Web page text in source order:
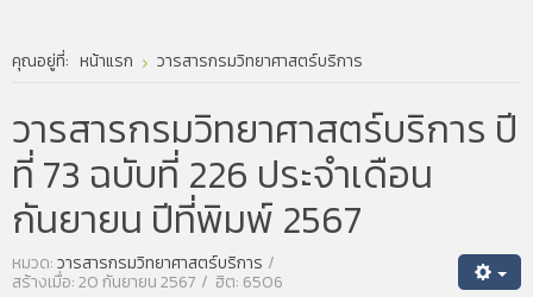
คุณอยู่ที่: หน้าแรก วารสารกรมวิทยาศาสตร์บริการ
วารสารกรมวิทยาศาสตร์บริการ ปี
ที่ 73 ฉบับที่ 226 ประจำเดือน
กันยายน ปีที่พิมพ์ 2567
หมวด:วารสารกรมวิทยาศาสตร์บริการ
สร้างเมื่อ: 20 กันยายน 2567 ฮิต: 6506